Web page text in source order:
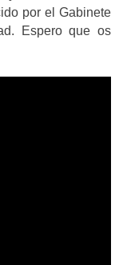
por el Gabinete
Espero que os